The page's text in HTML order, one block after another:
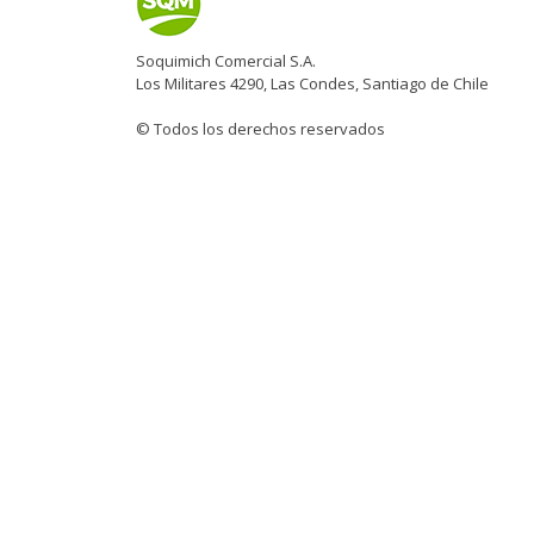
Soquimich Comercial S.A.
Los Militares 4290, Las Condes, Santiago de Chile
© Todos los derechos reservados